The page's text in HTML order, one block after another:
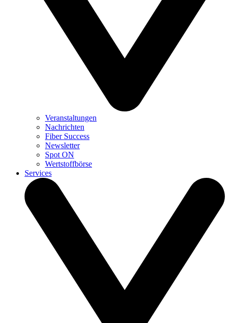
Veranstaltungen
Nachrichten
Fiber Success
Newsletter
Spot ON
Wertstoffbörse
Services